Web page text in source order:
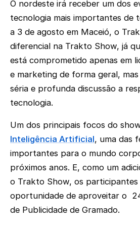
O nordeste irá receber um dos
tecnologia mais importantes de
a 3 de agosto em Maceió, o
diferencial na Trakto Show, já
está comprometido apenas em
e marketing de forma geral,
séria e profunda discussão a
tecnologia.
Um dos principais focos do
Inteligência Artificial, uma das
importantes para o mundo
próximos anos. E, como um
o Trakto Show, os
oportunidade de aproveitar o
de Publicidade de Gramado.